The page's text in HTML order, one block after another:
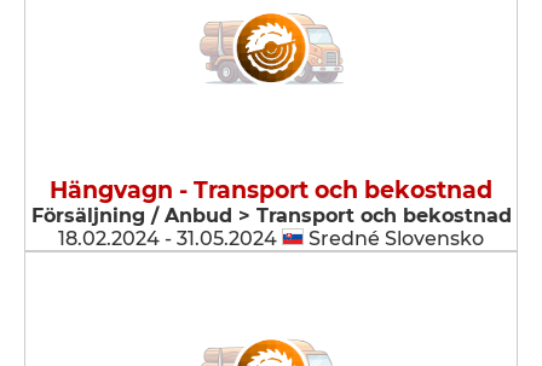
Hängvagn - Transport och bekostnad
Försäljning / Anbud > Transport och bekostnad
18.02.2024 - 31.05.2024
Sredné Slovensko